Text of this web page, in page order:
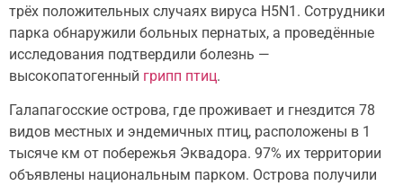
трёх положительных случаях вируса H5N1. Сотрудники
парка обнаружили больных пернатых, а проведённые
исследования подтвердили болезнь —
высокопатогенный грипп птиц.
Галапагосские острова, где проживает и гнездится 78
видов местных и эндемичных птиц, расположены в 1
тысяче км от побережья Эквадора. 97% их территории
объявлены национальным парком. Острова получили